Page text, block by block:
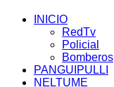
INICIO
RedTv
Policial
Bomberos
PANGUIPULLI
NELTUME